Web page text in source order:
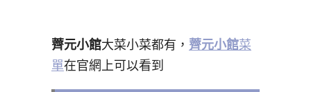
薺元小館大菜小菜都有， 薺元小館菜
單在官網上可以看到